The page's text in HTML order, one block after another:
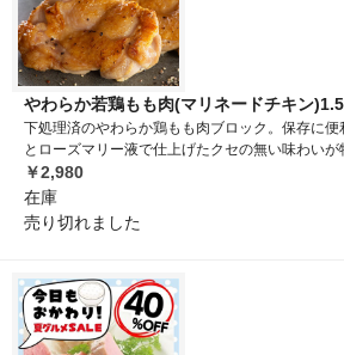
やわらか若鶏もも肉(マリネードチキン
下処理済のやわらか鶏もも肉ブロック。保存に
とローズマリー液で仕上げたクセの無い味わいが
￥2,980
在庫
売り切れました